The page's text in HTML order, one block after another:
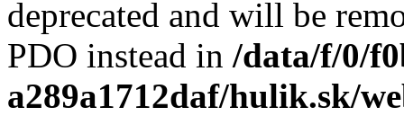
deprecated and will be
PDO instead in /data/f/0/
a289a1712daf/hulik.sk/